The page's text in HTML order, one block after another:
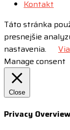
Kontakt
Táto stránka
presnejšie
nastavenia.
Manage consent
Close
Privacy Overview